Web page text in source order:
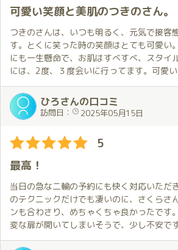
可愛い笑顔と美肌のつきのさん。
つきのさんは、いつも明るく、元気で接客
す。とくに笑った時の笑顔はとても可愛い
にも一生懸命で、お肌はすべすべ、スタイ
には、2度、３度会いに行ってます。可愛
ん、お勧めです！！
ひろさんの口コミ
訪問日： 2025年05月15日
5
最高！
当日の急な二輪の予約にも快く対応いただ
のテクニックだけでも凄いのに、さくらさ
ンも合わさり、めちゃくちゃ良かったです。
変な扉が開いてしまいそうで、少し不安で
います！